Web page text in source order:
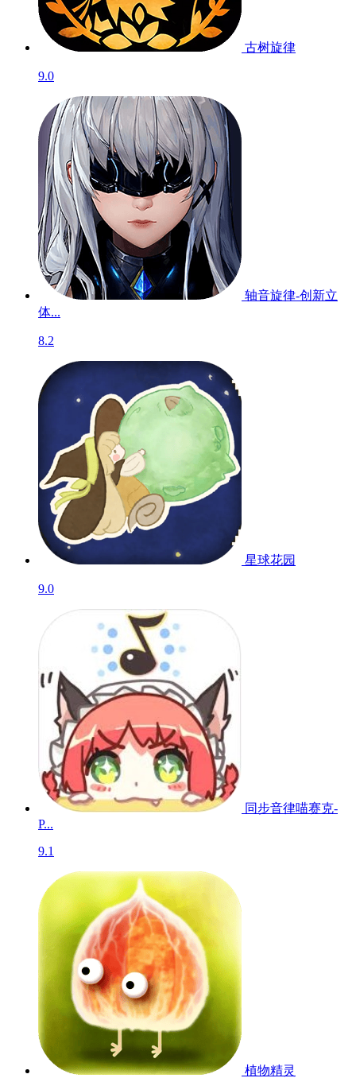
古树旋律
9.0
轴音旋律-创新立
体...
8.2
星球花园
9.0
同步音律喵赛克-
P...
9.1
植物精灵